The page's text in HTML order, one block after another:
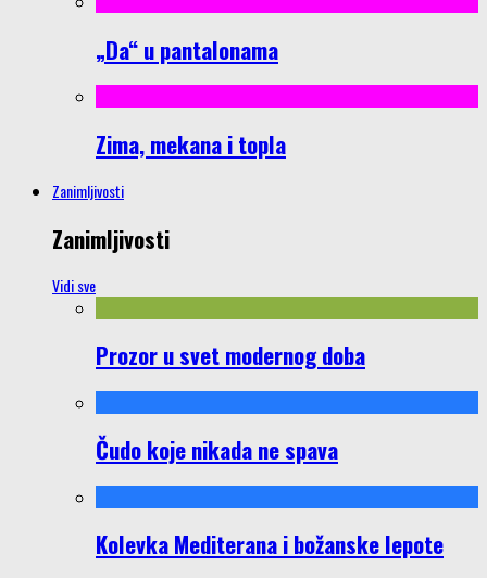
„Da“ u pantalonama
Zima, mekana i topla
Zanimljivosti
Zanimljivosti
Vidi sve
Prozor u svet modernog doba
Čudo koje nikada ne spava
Kolevka Mediterana i božanske lepote